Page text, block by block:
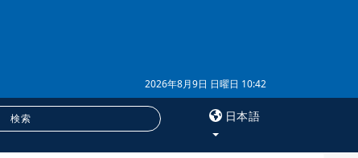
2026年8月9日 日曜日 10:42
日本語